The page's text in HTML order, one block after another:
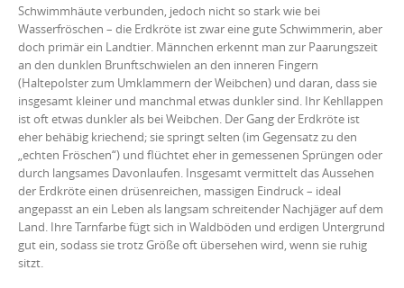
Schwimmhäute verbunden, jedoch nicht so stark wie bei
Wasserfröschen – die Erdkröte ist zwar eine gute Schwimmerin, aber
doch primär ein Landtier. Männchen erkennt man zur Paarungszeit
an den dunklen Brunftschwielen an den inneren Fingern
(Haltepolster zum Umklammern der Weibchen) und daran, dass sie
insgesamt kleiner und manchmal etwas dunkler sind. Ihr Kehllappen
ist oft etwas dunkler als bei Weibchen. Der Gang der Erdkröte ist
eher behäbig kriechend; sie springt selten (im Gegensatz zu den
„echten Fröschen“) und flüchtet eher in gemessenen Sprüngen oder
durch langsames Davonlaufen. Insgesamt vermittelt das Aussehen
der Erdkröte einen drüsenreichen, massigen Eindruck – ideal
angepasst an ein Leben als langsam schreitender Nachjäger auf dem
Land. Ihre Tarnfarbe fügt sich in Waldböden und erdigen Untergrund
gut ein, sodass sie trotz Größe oft übersehen wird, wenn sie ruhig
sitzt.